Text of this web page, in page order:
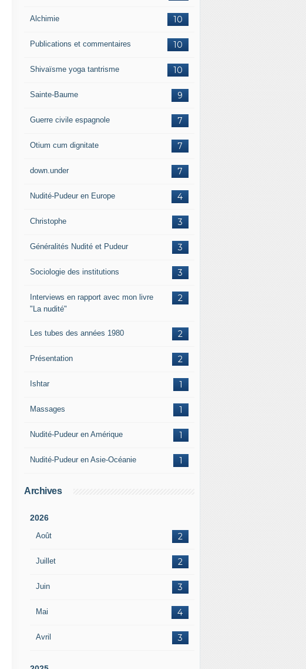
10
Alchimie
10
Publications et commentaires
10
Shivaïsme yoga tantrisme
9
Sainte-Baume
7
Guerre civile espagnole
7
Otium cum dignitate
7
down.under
4
Nudité-Pudeur en Europe
3
Christophe
3
Généralités Nudité et Pudeur
3
Sociologie des institutions
2
Interviews en rapport avec mon livre
"La nudité"
2
Les tubes des années 1980
2
Présentation
1
Ishtar
1
Massages
1
Nudité-Pudeur en Amérique
1
Nudité-Pudeur en Asie-Océanie
Archives
2026
Août 2
Juillet 2
Juin 3
Mai 4
Avril 3